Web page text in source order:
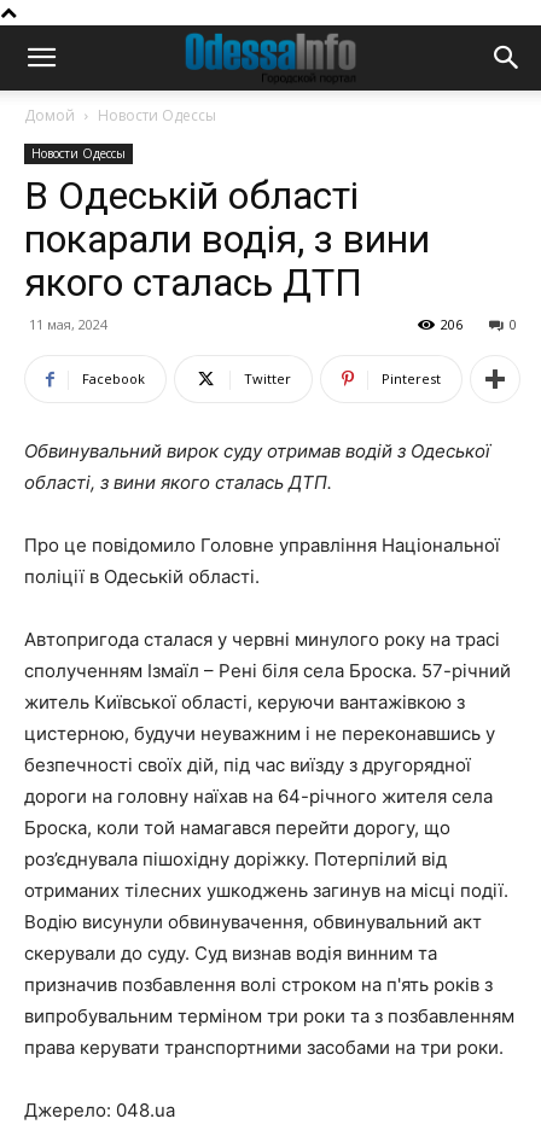
Домой Новости Одессы
Новости Одессы
В Одеській області
покарали водія, з вини
якого сталась ДТП
11 мая, 2024 0
206
Facebook Twitter Pinterest
Обвинувальний вирок суду отримав водій з Одеської
області, з вини якого сталась ДТП.
Про це повідомило Головне управління Національної
поліції в Одеській області.
Автопригода сталася у червні минулого року на трасі
сполученням Ізмаїл – Рені біля села Броска. 57-річний
житель Київської області, керуючи вантажівкою з
цистерною, будучи неуважним і не переконавшись у
безпечності своїх дій, під час виїзду з другорядної
дороги на головну наїхав на 64-річного жителя села
Броска, коли той намагався перейти дорогу, що
роз’єднувала пішохідну доріжку. Потерпілий від
отриманих тілесних ушкоджень загинув на місці події.
Водію висунули обвинувачення, обвинувальний акт
скерували до суду. Суд визнав водія винним та
призначив позбавлення волі строком на п'ять років з
випробувальним терміном три роки та з позбавленням
права керувати транспортними засобами на три роки.
Джерело: 048.ua